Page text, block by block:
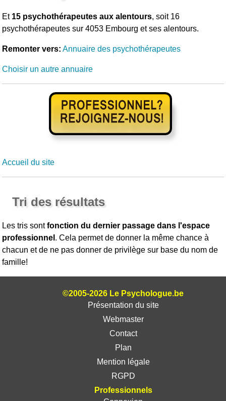
Et 15 psychothérapeutes aux alentours, soit 16
psychothérapeutes sur 4053 Embourg et ses alentours.
Remonter vers: Annuaire des psychothérapeutes
Choisir un autre annuaire
Accueil du site
Tri des résultats
Les tris sontfonction du dernier passage dans l'espace
professionnel . Cela permet de donner la même chance à
chacun et de ne pas donner de privilège sur base du nom de
famille!
©2005-2026 Le Psychologue.be
Présentation du site
Webmaster
Contact
Plan
Mention légale
RGPD
Professionnels